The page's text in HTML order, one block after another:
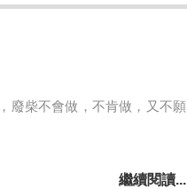
廢柴不會做，不肯做，又不願
繼續閱讀...